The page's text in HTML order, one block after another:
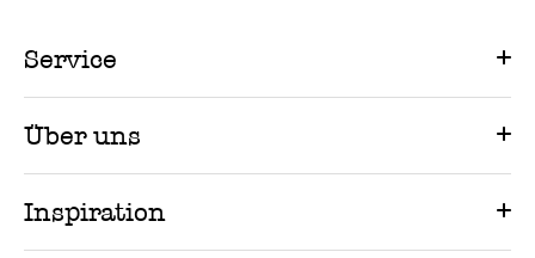
Service
Über uns
Inspiration